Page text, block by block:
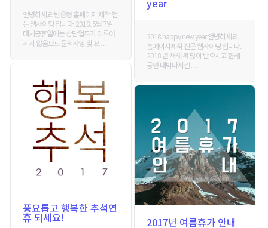
안녕하세요 반응형 홈페이지 제작 전
문 웹사이팅 입니다. 2018. 5월 7일
대체공휴일에는 상담업무가 이루어
지지 않음으로 문의사항 및 요 . . .
year
2018 happy new year 안녕하세요
홈페이지제작 전문 웹사이팅 입니다.
2018 년 새해 복 많이 받으시고 한해
동안 대박나시길 . . .
풍요롭고 행복한 추석연
휴 되세요! 2017년 여름휴가 안내